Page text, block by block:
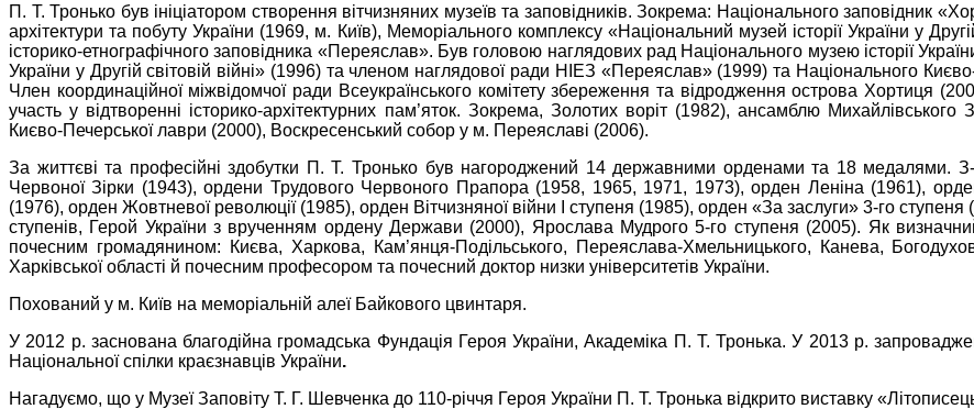
П. Т. Тронько був ініціатором створення вітчизняних музеїв та заповідників. Зокрема: Національного заповідник
архітектури та побуту України (1969, м. Київ), Меморіального комплексу «Національний музей історії України у
історико-етнографічного заповідника «Переяслав». Був головою наглядових рад Національного музею історії
України у Другій світовій війні» (1996) та членом наглядової ради НІЕЗ «Переяслав» (1999) та Національного
Член координаційної міжвідомчої ради Всеукраїнського комітету збереження та відродження острова Хортиця
участь у відтворенні історико-архітектурних пам’яток. Зокрема, Золотих воріт (1982), ансамблю
Києво-Печерської лаври (2000), Воскресенський собор у м. Переяславі (2006).
За життєві та професійні здобутки П. Т. Тронько був нагороджений 14 державними орденами та 18 медалями.
Червоної Зірки (1943), ордени Трудового Червоного Прапора (1958, 1965, 1971, 1973), орден Леніна (1961),
(1976), орден Жовтневої революції (1985), орден Вітчизняної війни І ступеня (1985), орден «За заслуги» 3-го
ступенів, Герой України з врученням ордену Держави (2000), Ярослава Мудрого 5-го ступеня (2005). Як
почесним громадянином: Києва, Харкова, Кам’янця-Подільського, Переяслава-Хмельницького, Канева,
Харківської області й почесним професором та почесний доктор низки університетів України.
Похований у м. Київ на меморіальній алеї Байкового цвинтаря.
У 2012 р. заснована благодійна громадська Фундація Героя України, Академіка П. Т. Тронька. У 2013 р.
Національної спілки краєзнавців України.
Нагадуємо, що у Музеї Заповіту Т. Г. Шевченка до 110-річчя Героя України П. Т. Тронька відкрито виставку